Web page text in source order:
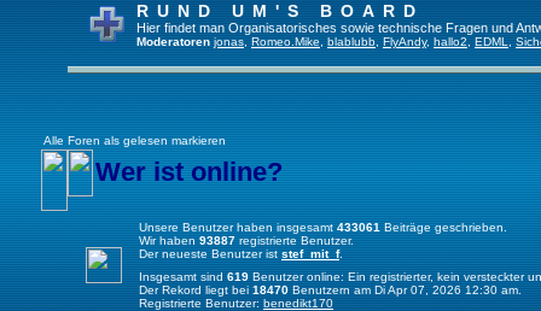
RUND UM'S BOARD
Hier findet man Organisatorisches sowie technische Fragen und
Moderatoren jonas Romeo.Mike blablubb FlyAndy, hallo2 EDML
Alle Foren als gelesen markieren
Wer ist online?
Unsere Benutzer haben insgesamt 433061 Beiträge geschrieben.
Wir haben 93887 registrierte Benutzer.
Der neueste Benutzer ist stef_mit_f.
Insgesamt sind 619 Benutzer online: Ein registrierter, kein versteckter
Der Rekord liegt bei 18470 Benutzern am Di Apr 07, 2026 12:30 am.
Registrierte Benutzer: benedikt170